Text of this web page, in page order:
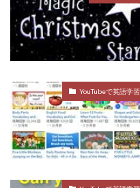
YouTubeで英語学習